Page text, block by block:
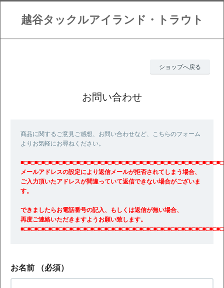
越谷タックルアイランド・トラウト
ショップへ戻る
お問い合わせ
商品に関するご意見ご感想、お問い合わせなど、こちらのフォーム
よりお気軽にお尋ねください。
■□■□■□■□■□■□■□■□■□■□■□■□■□■□■□■□■□■□■□■□■□■□■□■□■□■□■□■□■□
メールアドレスの設定により返信メールが拒否されてしまう場合、
ご入力頂いたアドレスが間違っていて返信できない場合がございま
す。
できましたらお電話番号の記入、もしくは返信が無い場合、
再度ご連絡いただきますようお願い致します。
■□■□■□■□■□■□■□■□■□■□■□■□■□■□■□■□■□■□■□■□■□■□■□■□■□■□■□■□■□
お名前 （必須）